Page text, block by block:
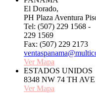
El Dorado,
PH Plaza Aventura
Tel: (507) 229 1568 -
229 1569
Fax: (507) 229 2173
Ver Mapa
ESTADOS UNIDOS
8348 NW 74 TH
Ver Mapa